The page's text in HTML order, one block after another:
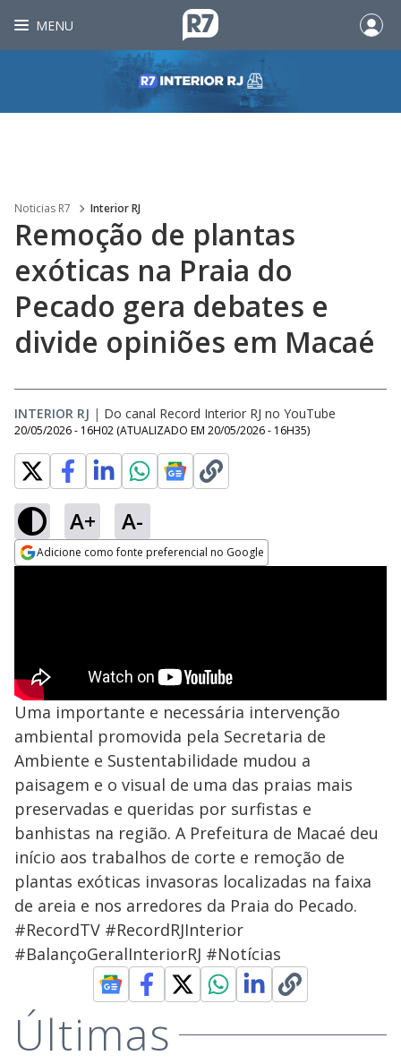
MENU
Noticias R7 Interior RJ
Remoção de plantas
exóticas na Praia do
Pecado gera debates e
divide opiniões em Macaé
INTERIOR RJ | Do canal Record Interior RJ no YouTube
20/05/2026 - 16H02 (ATUALIZADO EM 20/05/2026 - 16H35)
A+ A-
Adicione como fonte preferencial no Google
Uma importante e necessária intervenção
ambiental promovida pela Secretaria de
Ambiente e Sustentabilidade mudou a
paisagem e o visual de uma das praias mais
preservadas e queridas por surfistas e
banhistas na região. A Prefeitura de Macaé deu
início aos trabalhos de corte e remoção de
plantas exóticas invasoras localizadas na faixa
de areia e nos arredores da Praia do Pecado.
#RecordTV #RecordRJInterior
#BalançoGeralInteriorRJ #Notícias
Últimas